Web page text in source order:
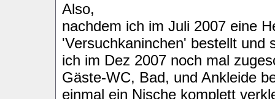
Also,
nachdem ich im Juli 2007 eine
'Versuchkaninchen' bestellt und
ich im Dez 2007 noch mal
Gäste-WC, Bad, und Ankleide
einmal ein Nische komplett